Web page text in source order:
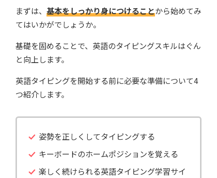
まずは、 基本をしっかり身につけることから始めてみ
てはいかがでしょうか。
基礎を固めることで、英語のタイピングスキルはぐん
と向上します。
英語タイピングを開始する前に必要な準備について4
つ紹介します。
姿勢を正しくしてタイピングする
キーボードのホームポジションを覚える
楽しく続けられる英語タイピング学習サイ